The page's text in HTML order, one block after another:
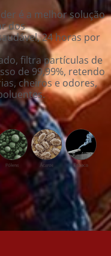
é a melhor solução
dos
24 horas por
filtra partículas de
de 99,99%, retendo
cheiros e odores,